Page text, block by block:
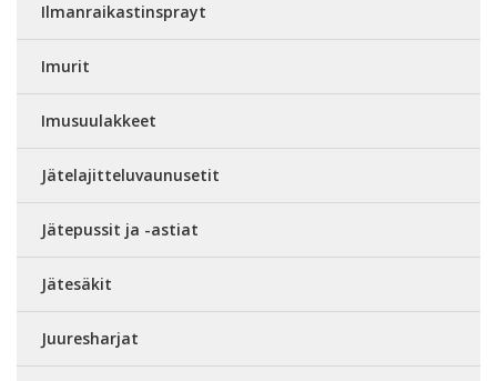
Ilmanraikastinsprayt
Imurit
Imusuulakkeet
Jätelajitteluvaunusetit
Jätepussit ja -astiat
Jätesäkit
Juuresharjat